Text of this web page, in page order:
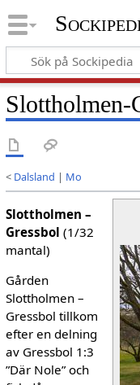
Slottholmen-
< Dalsland | Mo
Slottholmen –
Gressbol (1/32
mantal)
Gården
Slottholmen –
Gressbol tillkom
efter en delning
av Gressbol 1:3
”Där Nole” och